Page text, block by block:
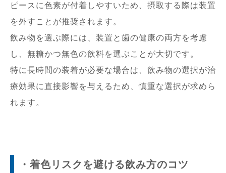
ピースに色素が付着しやすいため、摂取する際は装置
を外すことが推奨されます。
飲み物を選ぶ際には、装置と歯の健康の両方を考慮
し、無糖かつ無色の飲料を選ぶことが大切です。
特に長時間の装着が必要な場合は、飲み物の選択が治
療効果に直接影響を与えるため、慎重な選択が求めら
れます。
・着色リスクを避ける飲み方のコツ